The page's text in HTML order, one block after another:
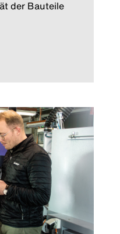
der Bauteile